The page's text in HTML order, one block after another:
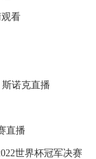
看
斯诺克直播
直播
世界杯冠军决赛